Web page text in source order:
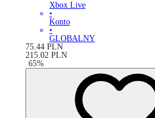
Xbox Live
•
Konto
•
GLOBALNY
75.44 PLN
215.02 PLN
-65%